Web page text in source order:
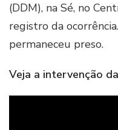
(DDM), na Sé, no
registro da
permaneceu preso.
Veja a intervenção